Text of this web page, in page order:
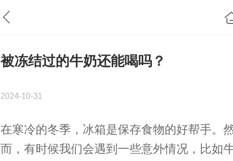
被冻结过的牛奶还能喝吗？
2024-10-31
在寒冷的冬季，冰箱是保存食物的好帮手。
而，有时候我们会遇到一些意外情况，比如